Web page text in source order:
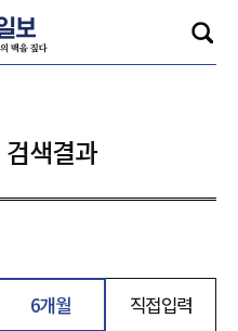
검색결과
6개월 직접입력